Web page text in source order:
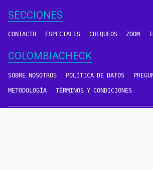
SECCIONES
CONTACTO ESPECIALES CHEQUEOS ZOOM
COLOMBIACHECK
SOBRE NOSOTROS POLÍTICA DE DATOS
METODOLOGÍA TÉRMINOS Y CONDICIONES